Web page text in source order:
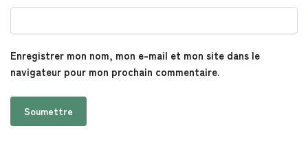
Enregistrer mon nom, mon e-mail et mon site dans le
navigateur pour mon prochain commentaire.